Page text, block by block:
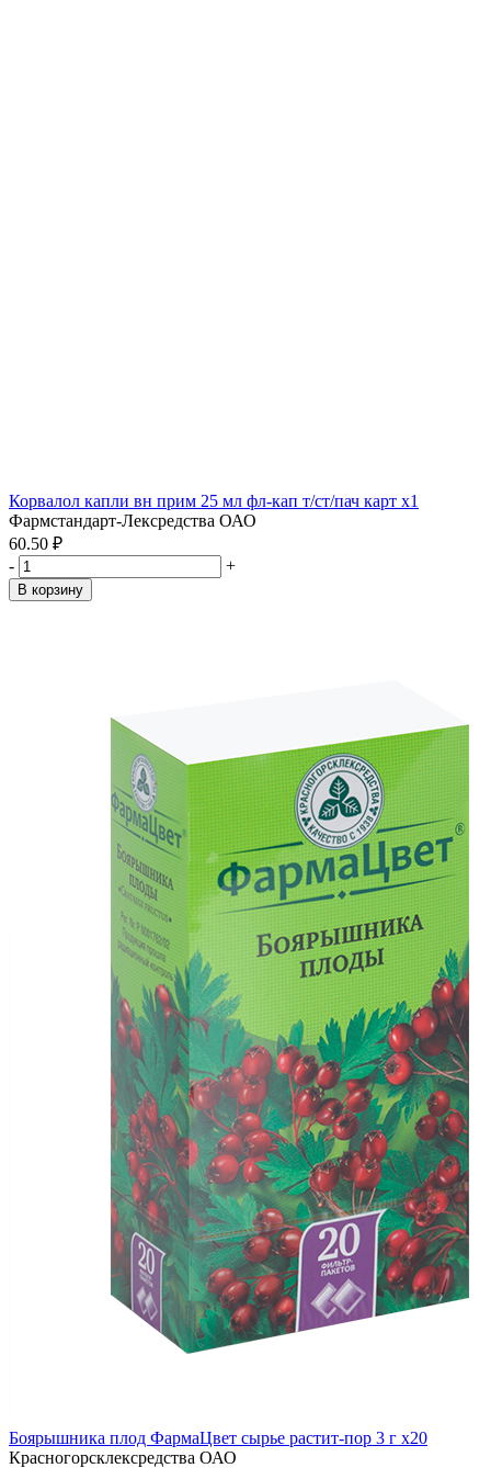
Корвалол капли вн прим 25 мл фл-кап т/ст/пач карт x1
Фармстандарт-Лексредства ОАО
60.50 ₽
-
+
В корзину
Боярышника плод ФармаЦвет сырье растит-пор 3 г x20
Красногорсклексредства ОАО